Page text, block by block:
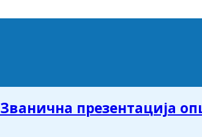
Званична презентација